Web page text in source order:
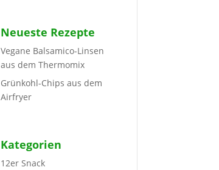
Neueste Rezepte
Vegane Balsamico-Linsen
aus dem Thermomix
Grünkohl-Chips aus dem
Airfryer
Kategorien
12er Snack